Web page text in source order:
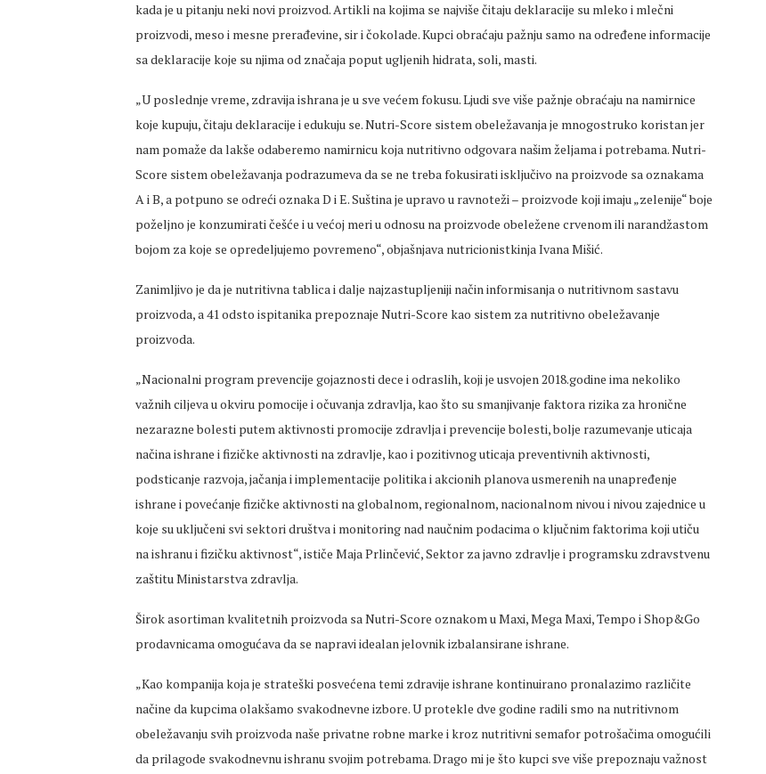
kada je u pitanju neki novi proizvod. Artikli na kojima se najviše čitaju deklaracije su mleko i mlečni
proizvodi, meso i mesne prerađevine, sir i čokolade. Kupci obraćaju pažnju samo na određene informacije
sa deklaracije koje su njima od značaja poput ugljenih hidrata, soli, masti.
„U poslednje vreme, zdravija ishrana je u sve većem fokusu. Ljudi sve više pažnje obraćaju na namirnice
koje kupuju, čitaju deklaracije i edukuju se. Nutri-Score sistem obeležavanja je mnogostruko koristan jer
nam pomaže da lakše odaberemo namirnicu koja nutritivno odgovara našim željama i potrebama. Nutri-
Score sistem obeležavanja podrazumeva da se ne treba fokusirati isključivo na proizvode sa oznakama
A i B, a potpuno se odreći oznaka D i E. Suština je upravo u ravnoteži – proizvode koji imaju „zelenije“ boje
poželjno je konzumirati češće i u većoj meri u odnosu na proizvode obeležene crvenom ili narandžastom
bojom za koje se opredeljujemo povremeno“, objašnjava nutricionistkinja Ivana Mišić.
Zanimljivo je da je nutritivna tablica i dalje najzastupljeniji način informisanja o nutritivnom sastavu
proizvoda, a 41 odsto ispitanika prepoznaje Nutri-Score kao sistem za nutritivno obeležavanje
proizvoda.
„Nacionalni program prevencije gojaznosti dece i odraslih, koji je usvojen 2018.godine ima nekoliko
važnih ciljeva u okviru pomocije i očuvanja zdravlja, kao što su smanjivanje faktora rizika za hronične
nezarazne bolesti putem aktivnosti promocije zdravlja i prevencije bolesti, bolje razumevanje uticaja
načina ishrane i fizičke aktivnosti na zdravlje, kao i pozitivnog uticaja preventivnih aktivnosti,
podsticanje razvoja, jačanja i implementacije politika i akcionih planova usmerenih na unapređenje
ishrane i povećanje fizičke aktivnosti na globalnom, regionalnom, nacionalnom nivou i nivou zajednice u
koje su uključeni svi sektori društva i monitoring nad naučnim podacima o ključnim faktorima koji utiču
na ishranu i fizičku aktivnost“, ističe Maja Prlinčević, Sektor za javno zdravlje i programsku zdravstvenu
zaštitu Ministarstva zdravlja.
Širok asortiman kvalitetnih proizvoda sa Nutri-Score oznakom u Maxi, Mega Maxi, Tempo i Shop&Go
prodavnicama omogućava da se napravi idealan jelovnik izbalansirane ishrane.
„Kao kompanija koja je strateški posvećena temi zdravije ishrane kontinuirano pronalazimo različite
načine da kupcima olakšamo svakodnevne izbore. U protekle dve godine radili smo na nutritivnom
obeležavanju svih proizvoda naše privatne robne marke i kroz nutritivni semafor potrošačima omogućili
da prilagode svakodnevnu ishranu svojim potrebama. Drago mi je što kupci sve više prepoznaju važnost